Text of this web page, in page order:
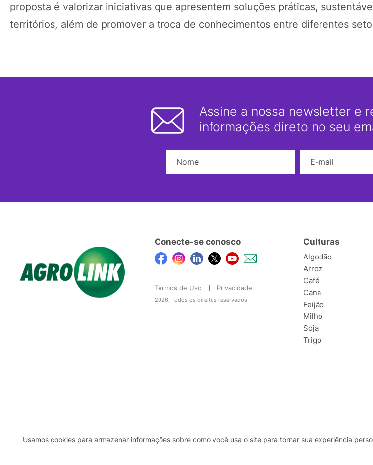
proposta é valorizar iniciativas que apresentem soluções práticas,
territórios, além de promover a troca de conhecimentos entre diferentes
Assine a nossa newsletter e
informações direto no seu
Conecte-se conosco
Termos de Uso Privacidade
2026, Todos os direitos reservados
Culturas
Algodão
Arroz
Café
Cana
Feijão
Milho
Soja
Trigo
Usamos cookies para armazenar informações sobre como você usa o site para tornar sua experiência